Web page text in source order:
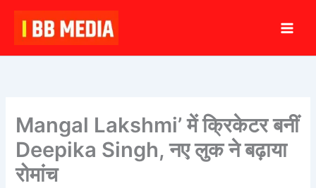
Skip
content
Mangal Lakshmi’ में क्रिकेटर बनीं
Deepika Singh, नए लुक ने बढ़ाया
रोमांच